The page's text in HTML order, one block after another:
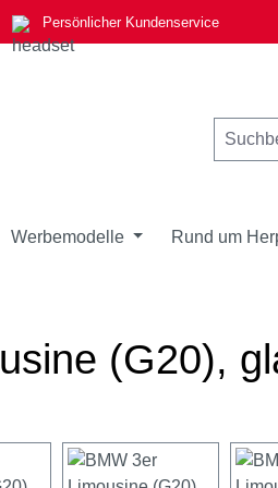
Persönlicher Kundenservice
Werbemodelle Rund um
(G20),